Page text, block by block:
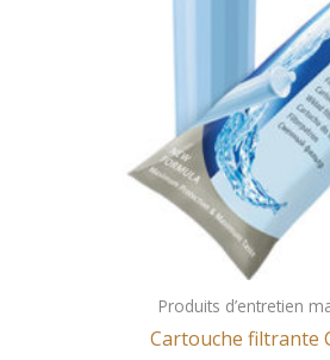
Produits d’entretien
Cartouche filtrante